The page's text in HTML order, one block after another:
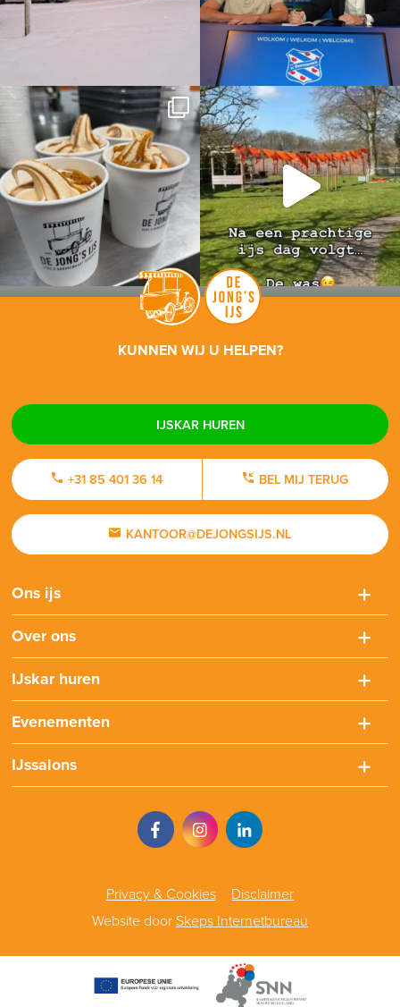
KUNNEN WIJ U HELPEN?
IJSKAR HUREN
+31 85 401 36 14 BEL MIJ TERUG
KANTOOR@DEJONGSIJS.NL
Ons ijs
Over ons
IJskar huren
Evenementen
IJssalons
Privacy & Cookies
Disclaimer
Website door Skeps Internetbureau